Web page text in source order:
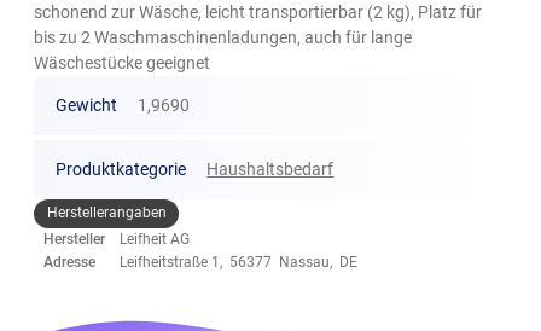
schonend zur Wäsche, leicht transportierbar (2 kg), Platz für
bis zu 2 Waschmaschinenladungen, auch für lange
Wäschestücke geeignet
Gewicht 1,9690
Produktkategorie Haushaltsbedarf
Herstellerangaben
Hersteller
Leifheit AG
Adresse
Leifheitstraße 1, 56377 Nassau, DE